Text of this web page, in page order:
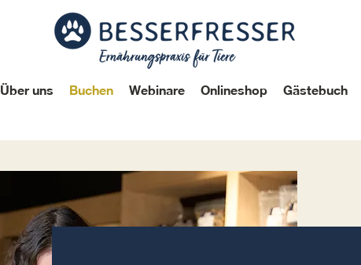
Über uns Buchen Webinare Onlineshop Gästebuch